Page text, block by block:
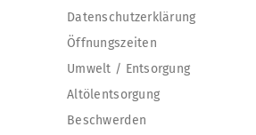
Datenschutzerklärung
Öffnungszeiten
Umwelt / Entsorgung
Altölentsorgung
Beschwerden